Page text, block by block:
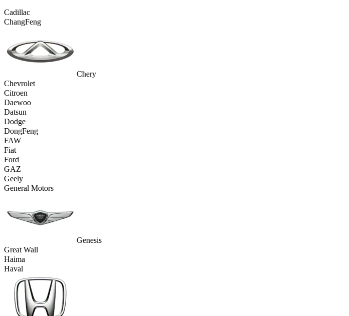
Cadillac
ChangFeng
Chery
Chevrolet
Citroen
Daewoo
Datsun
Dodge
DongFeng
FAW
Fiat
Ford
GAZ
Geely
General Motors
Genesis
Great Wall
Haima
Haval